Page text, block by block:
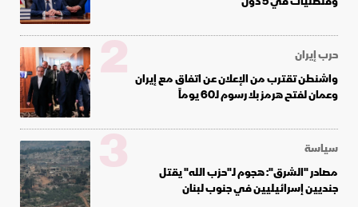
حرب إيران
واشنطن تقترب من الإعلان عن اتفاق مع إيران
وعمان لفتح هرمز بلا رسوم لـ60 يوماً
2
سياسة
مصادر "الشرق": هجوم لـ"حزب الله" يقتل
جنديين إسرائيليين في جنوب لبنان
3